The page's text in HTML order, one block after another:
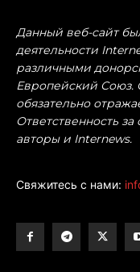
Данный веб-сайт
деятельности
различными
Европейский Союз.
обязательно
Ответственность
авторы и Internews.
Свяжитесь с нами: